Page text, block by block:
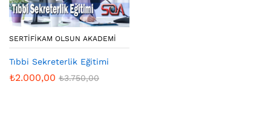
SERTIFIKAM OLSUN AKADEMI
Tıbbi Sekreterlik Eğitimi
₺2.000,00 ₺3.750,00